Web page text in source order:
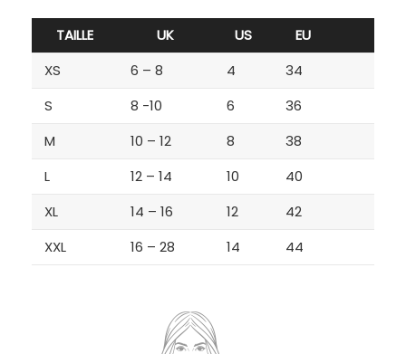
TAILLE UK US
EU
XS
6 – 8 4
34
S
8 -10 6
36
M
10 – 12 8
38
L
12 – 14 10
40
XL
14 – 16 12
42
XXL
16 – 28 14 44